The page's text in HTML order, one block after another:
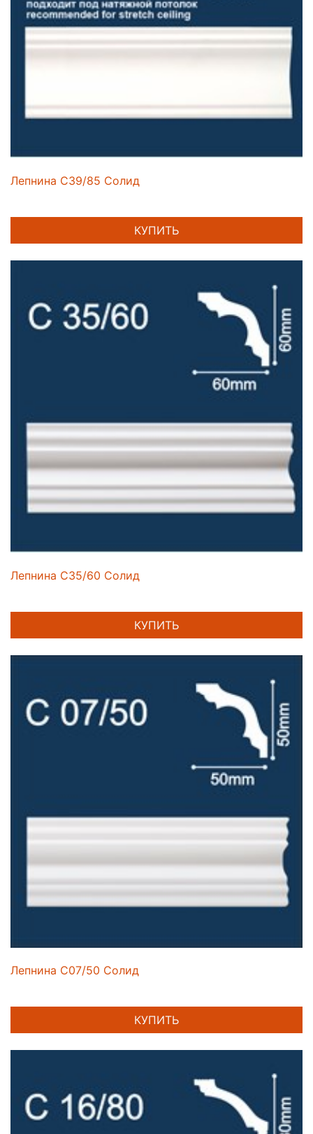
Лепнина C39/85 Солид
КУПИТЬ
Лепнина C35/60 Солид
КУПИТЬ
Лепнина C07/50 Солид
КУПИТЬ